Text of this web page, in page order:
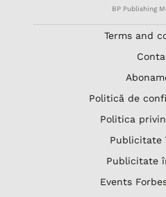
BP Publishing
Terms and
Politică de
Politica
Publicitate
Publicitate
Events